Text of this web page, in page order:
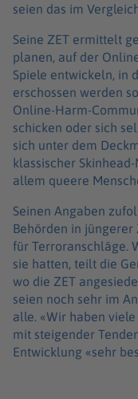
seien das im
Seine ZET ermittelt
planen, auf der
Spiele entwickeln, in
erschossen werden
Online-Harm-
schicken oder sich
sich unter dem
klassischer
allem queere
Seinen Angaben
Behörden in
für Terroranschläge.
sie hatten, teilt die
wo die ZET
seien noch sehr im
alle. «Wir haben
mit steigender
Entwicklung «sehr